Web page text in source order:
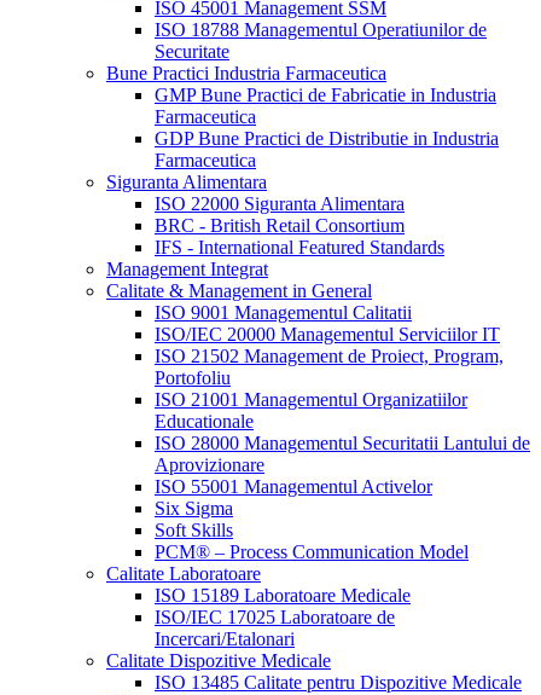
ISO 45001 Management SSM
ISO 18788 Managementul Operatiunilor de
Securitate
Bune Practici Industria Farmaceutica
GMP Bune Practici de Fabricatie in Industria
Farmaceutica
GDP Bune Practici de Distributie in Industria
Farmaceutica
Siguranta Alimentara
ISO 22000 Siguranta Alimentara
BRC - British Retail Consortium
IFS - International Featured Standards
Management Integrat
Calitate & Management in General
ISO 9001 Managementul Calitatii
ISO/IEC 20000 Managementul Serviciilor IT
ISO 21502 Management de Proiect, Program,
Portofoliu
ISO 21001 Managementul Organizatiilor
Educationale
ISO 28000 Managementul Securitatii Lantului de
Aprovizionare
ISO 55001 Managementul Activelor
Six Sigma
Soft Skills
PCM® – Process Communication Model
Calitate Laboratoare
ISO 15189 Laboratoare Medicale
ISO/IEC 17025 Laboratoare de
Incercari/Etalonari
Calitate Dispozitive Medicale
ISO 13485 Calitate pentru Dispozitive Medicale